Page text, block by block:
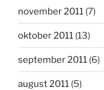
november 2011 (7)
oktober 2011 (13)
september 2011 (6)
august 2011 (5)